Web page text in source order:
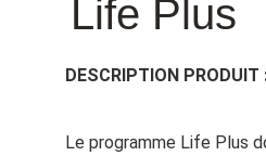
Life Plus
DESCRIPTION PRODUIT
Le programme Life Plus